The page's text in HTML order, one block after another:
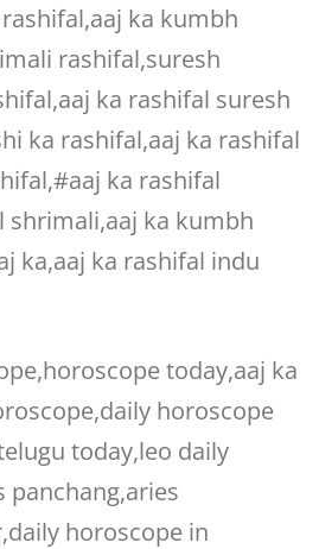
ka kumbh
rashifal,suresh
ka rashifal suresh
ka rashifal,aaj ka rashifal
ka rashifal
shrimali,aaj ka kumbh
ka,aaj ka rashifal indu
today,aaj ka
horoscope
today,leo daily
panchang,aries
horoscope in